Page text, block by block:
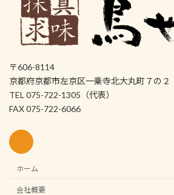
〒606-8114
京都府京都市左京区一乗寺北大丸町７の２
TEL 075-722-1305（代表）
FAX 075-722-6066
ホーム
会社概要